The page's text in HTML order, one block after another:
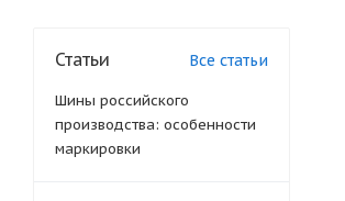
Статьи Все статьи
Шины российского
производства: особенности
маркировки